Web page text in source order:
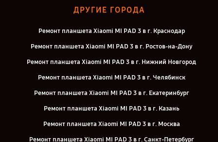
ДРУГИЕ ГОРОДА
Ремонт планшета Xiaomi MI PAD 3 в г. Краснодар
Ремонт планшета Xiaomi MI PAD 3 в г. Ростов-на-Дону
Ремонт планшета Xiaomi MI PAD 3 в г. Нижний Новгород
Ремонт планшета Xiaomi MI PAD 3 в г. Челябинск
Ремонт планшета Xiaomi MI PAD 3 в г. Екатеринбург
Ремонт планшета Xiaomi MI PAD 3 в г. Казань
Ремонт планшета Xiaomi MI PAD 3 в г. Москва
Ремонт планшета Xiaomi MI PAD 3 в г. Санкт-Петербург